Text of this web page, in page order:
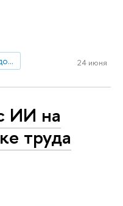
Институт статистических исследований и экономики знаний
24 июня
ИИ на
труда